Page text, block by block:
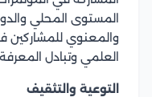
المستوى المحلي
والمعنوي للمشاركين
العلمي وتبادل
التوعية والتثقيف